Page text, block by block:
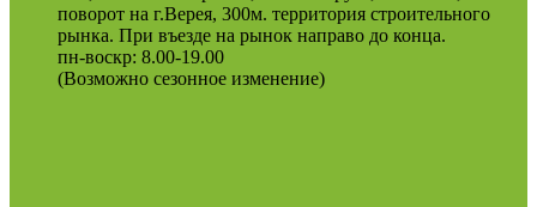
поворот на г.Верея, 300м. территория строительного
рынка. При въезде на рынок направо до конца.
пн-воскр: 8.00-19.00
(Возможно сезонное изменение)